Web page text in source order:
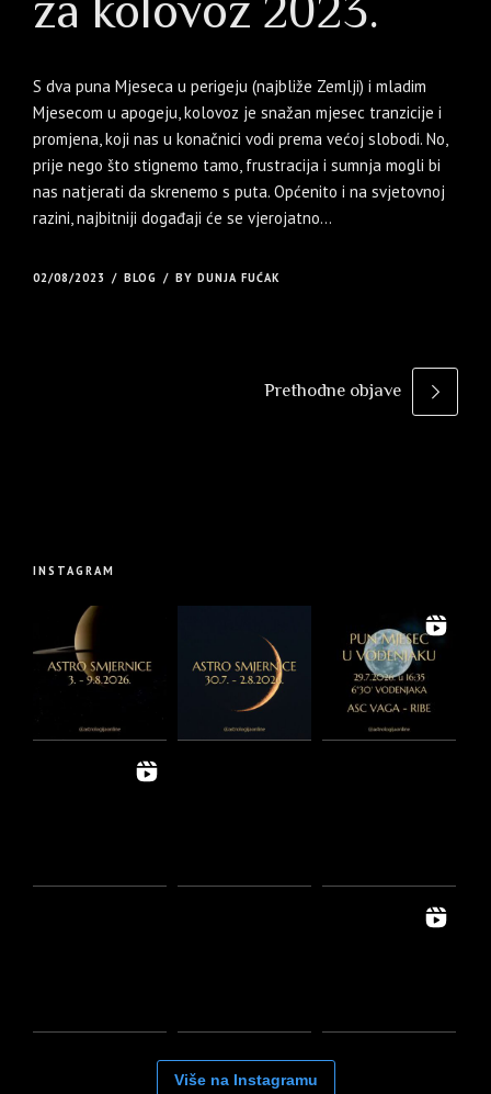
S dva puna Mjeseca u perigeju (najbliže Zemlji) i mladim
Mjesecom u apogeju, kolovoz je snažan mjesec tranzicije i
promjena, koji nas u konačnici vodi prema većoj slobodi. No,
prije nego što stignemo tamo, frustracija i sumnja mogli bi
nas natjerati da skrenemo s puta. Općenito i na svjetovnoj
razini, najbitniji događaji će se vjerojatno...
02/08/2023 BLOG BY DUNJA FUĆAK
Prethodne objave
INSTAGRAM
Više na Instagramu